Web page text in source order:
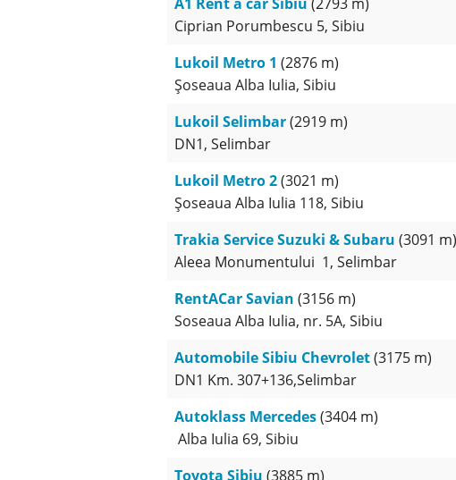
Ciprian Porumbescu 5, Sibiu
Lukoil Metro 1 (2876 m)
Șoseaua Alba Iulia, Sibiu
Lukoil Selimbar(2919 m)
DN1, Selimbar
Lukoil Metro 2(3021 m)
Șoseaua Alba Iulia 118, Sibiu
Trakia Service Suzuki & Subaru (3091 m)
Aleea Monumentului 1, Selimbar
RentACar Savian (3156 m)
Soseaua Alba Iulia, nr. 5A, Sibiu
Automobile Sibiu Chevrolet(3175 m)
DN1 Km. 307+136,Selimbar
Autoklass Mercedes(3404 m)
Alba Iulia 69, Sibiu
Toyota Sibiu (3885 m)